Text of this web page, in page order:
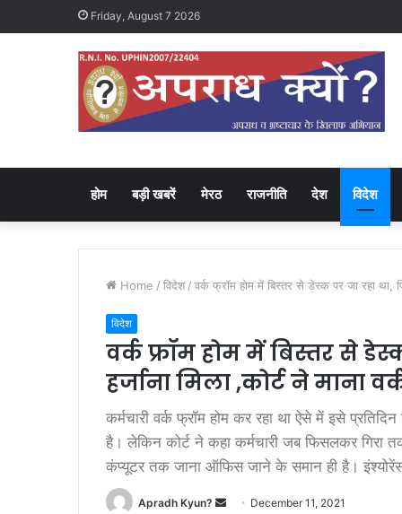
Friday, August 7 2026
होम बड़ी खबरें मेरठ राजनीति देश विदेश
Home / विदेश / वर्क फ्रॉम होम में बिस्तर से डेस्क पर जा रहा था,
विदेश
वर्क फ्रॉम होम में बिस्तर से
हर्जाना मिला ,कोर्ट ने माना
कर्मचारी वर्क फ्रॉम होम कर रहा था ऐसे में इसे
है। लेकिन कोर्ट ने कहा कर्मचारी जब फिसलकर
कंप्यूटर तक जाना ऑफिस जाने के समान ही है। इंश्योरेंस
Apradh Kyun? December 11, 2021